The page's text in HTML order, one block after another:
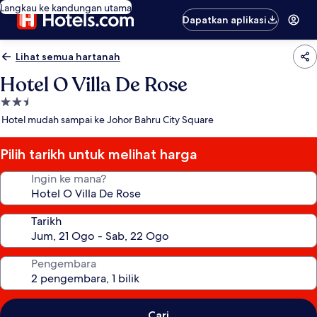
Langkau ke kandungan utama
Dapatkan aplikasi
Lihat semua hartanah
Hotel O Villa De Rose
Hartanah
2.5
Hotel mudah sampai ke Johor Bahru City Square
Pilih tarikh untuk melihat harga
Ingin ke mana?
Tarikh
Pengembara